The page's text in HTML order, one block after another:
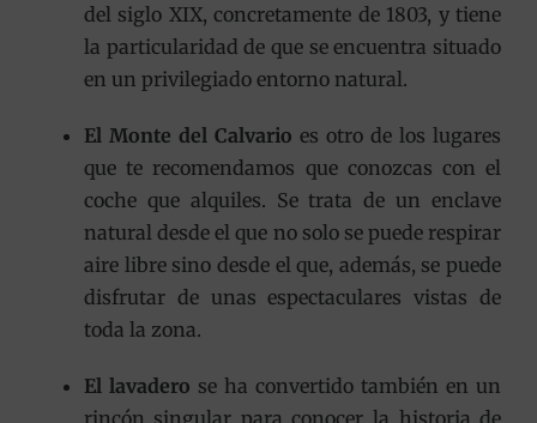
del siglo XIX, concretamente de 1803, y tiene
la particularidad de que se encuentra situado
en un privilegiado entorno natural.
El Monte del Calvario es otro de los lugares
que te recomendamos que conozcas con el
coche que alquiles. Se trata de un enclave
natural desde el que no solo se puede respirar
aire libre sino desde el que, además, se puede
disfrutar de unas espectaculares vistas de
toda la zona.
El lavadero se ha convertido también en un
rincón singular para conocer la historia de